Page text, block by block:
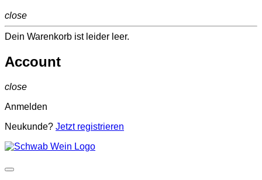
close
Dein Warenkorb ist leider leer.
Account
close
Anmelden
Neukunde? Jetzt registrieren